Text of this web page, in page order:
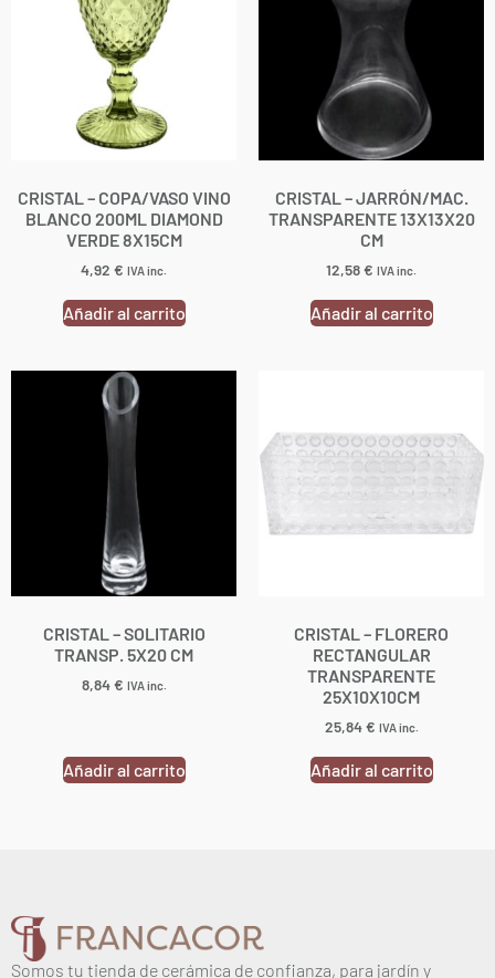
CRISTAL – COPA/VASO VINO
BLANCO 200ML DIAMOND
VERDE 8X15CM
4,92 € IVA inc.
Añadir al carrito
CRISTAL – JARRÓN/MAC.
TRANSPARENTE 13X13X20
CM
12,58€ IVA inc.
Añadir al carrito
CRISTAL – SOLITARIO
TRANSP. 5X20 CM
8,84€ IVA inc.
Añadir al carrito
CRISTAL – FLORERO
RECTANGULAR
TRANSPARENTE
25X10X10CM
25,84€ IVA inc.
Añadir al carrito
Somos tu tienda de cerámica de confianza, para jardín y